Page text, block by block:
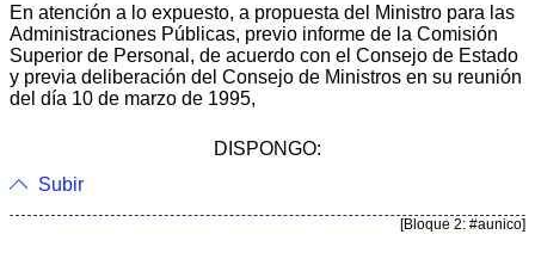
En atención a lo expuesto, a propuesta del Ministro para las
Administraciones Públicas, previo informe de la Comisión
Superior de Personal, de acuerdo con el Consejo de Estado
y previa deliberación del Consejo de Ministros en su reunión
del día 10 de marzo de 1995,
DISPONGO:
Subir
[Bloque 2: #aunico]